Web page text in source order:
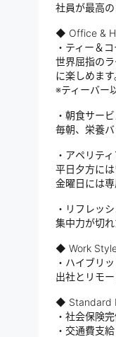
社員が最高
◆ Office &
・ティー＆
世界屈指の
に楽しめます
※ティーバー
・朝食サー
毎朝、栄養
・アペリテ
平日夕方に
金曜日には
・リフレッ
集中力が切
◆ Work
・ハイブリ
出社とリモ
◆ Standard
・社会保険
・交通費支